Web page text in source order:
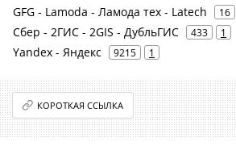
GFG - Lamoda - Ламода тех - Latech 16
Сбер - 2ГИС - 2GIS - ДубльГИС 433 1
Yandex - Яндекс 9215 1
КОРОТКАЯ ССЫЛКА